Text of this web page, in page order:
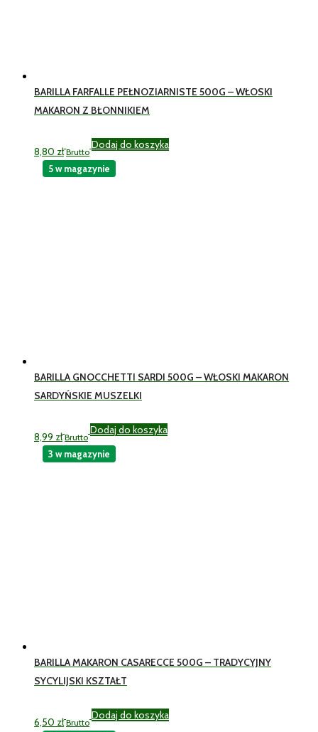
BARILLA FARFALLE PEŁNOZIARNISTE 500G – WŁOSKI
MAKARON Z BŁONNIKIEM
8,80 zł Brutto
Dodaj do koszyka
BARILLA GNOCCHETTI SARDI 500G – WŁOSKI MAKARON
SARDYŃSKIE MUSZELKI
8,99 zł Brutto
Dodaj do koszyka
5 w magazynie
BARILLA MAKARON CASARECCE 500G – TRADYCYJNY
SYCYLIJSKI KSZTAŁT
6,50 zł Brutto
Dodaj do koszyka
3 w magazynie